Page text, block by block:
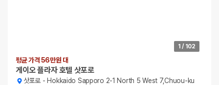
1 / 102
평균 가격 56만원 대
게이오 플라자 호텔 삿포로
삿포로 - Hokkaido Sapporo 2-1 North 5 West 7,Chuou-ku